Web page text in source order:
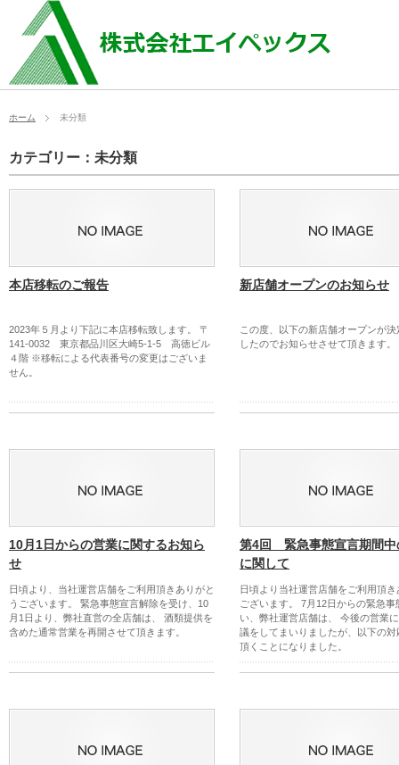
ホーム 未分類
カテゴリー：未分類
本店移転のご報告
2023年５月より下記に本店移転致します。 〒
141-0032 東京都品川区大崎5-1-5 高徳ビル
４階 ※移転による代表番号の変更はございま
せん。
新店舗オープンのお知らせ
この度、以下の新店舗オープンが
したのでお知らせさせて頂きます。
10月1日からの営業に関するお知ら
せ
日頃より、当社運営店舗をご利用頂きありがと
うございます。 緊急事態宣言解除を受け、10
月1日より、弊社直営の全店舗は、 酒類提供を
含めた通常営業を再開させて頂きます。
第4回 緊急事態宣言期間中
に関して
日頃より当社運営店舗をご利用頂
ございます。 7月12日からの緊急事
い、弊社運営店舗は、 今後の営業
議をしてまいりましたが、以下の対
頂くことになりました。